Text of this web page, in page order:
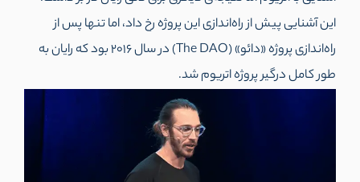
این آشنایی پیش از راه‌اندازی این پروژه رخ داد، اما تنها پس از
راه‌اندازی پروژه «دائو» (The DAO) در سال 2016 بود که رایان به
طور کامل درگیر پروژه اتریوم شد.